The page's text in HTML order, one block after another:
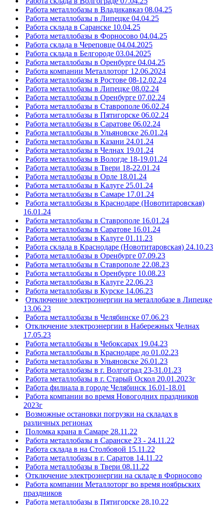
Работа металлобазы в Владикавказ 08.04.25
Работа металлобазы в Липецке 04.04.25
Работа склада в Саранске 10.04.25
Работа металлобазы в Форносово 04.04.25
Работа склада в Череповце 04.04.2025
Работа склада в Белгороде 03.04.2025
Работа металлобазы в Оренбурге 04.04.25
Работа компании Металлоторг 12.06.2024
Работа металлобазы в Ростове 08-12.02.24
Работа металлобазы в Липецке 08.02.24
Работа металлобазы в Оренбурге 07.02.24
Работа металлобазы в Ставрополе 06.02.24
Работа металлобазы в Пятигорске 06.02.24
Работа металлобазы в Саратове 06.02.24
Работа металлобазы в Ульяновске 26.01.24
Работа металлобазы в Казани 24.01.24
Работа металлобазы в Челнах 19.01.24
Работа металлобазы в Вологде 18-19.01.24
Работа металлобазы в Твери 18-22.01.24
Работа металлобазы в Орле 18.01.24
Работа металлобазы в Калуге 25.01.24
Работа металлобазы в Самаре 17.01.24
Работа металлобазы в Краснодаре (Новотитаровская)
16.01.24
Работа металлобазы в Ставрополе 16.01.24
Работа металлобазы в Саратове 16.01.24
Работа металлобазы в Калуге 01.11.23
Работа склада в Краснодаре (Новотитаровская) 24.10.23
Работа металлобазы в Оренбурге 07.09.23
Работа металлобазы в Ставрополе 22.08.23
Работа металлобазы в Оренбурге 10.08.23
Работа металлобазы в Калуге 22.06.23
Работа металлобазы в Курске 14.06.23
Отключение электроэнергии на металлобазе в Липецке
13.06.23
Работа металлобазы в Челябинске 07.06.23
Отключение электроэнергии в Набережных Челнах
17.05.23
Работа металлобазы в Чебоксарах 19.04.23
Работа металлобазы в Краснодаре до 01.02.23
Работа металлобазы в Ульяновске 26.01.23
Работа металлобазы в г. Волгоград 23-31.01.23
Работа металлобазы в г. Старый Оскол 20.01.2023г
Работа филиала в городе Челябинск 16.01-18.01
Работа компании во время Новогодних праздников
2023г
Возможные остановки погрузки на складах в
различных регионах
Поломка крана в Самаре 28.11.22
Работа металлобазы в Саранске 23 - 24.11.22
Работа склада в на Столбовой 15.11.22
Работа металлобазы в г. Саратов 14.11.22
Работа металлобазы в Твери 08.11.22
Отключение электроэнергии на складе в Форносово
Работа компании Металлоторг во время ноябрьских
праздников
Работа металлобазы в Пятигорске 28.10.22